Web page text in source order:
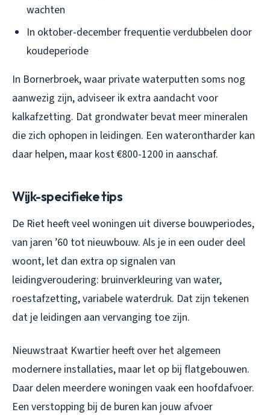
wachten
In oktober-december frequentie verdubbelen door
koudeperiode
In Bornerbroek, waar private waterputten soms nog
aanwezig zijn, adviseer ik extra aandacht voor
kalkafzetting. Dat grondwater bevat meer mineralen
die zich ophopen in leidingen. Een waterontharder kan
daar helpen, maar kost €800-1200 in aanschaf.
Wijk-specifieke tips
De Riet heeft veel woningen uit diverse bouwperiodes,
van jaren ’60 tot nieuwbouw. Als je in een ouder deel
woont, let dan extra op signalen van
leidingveroudering: bruinverkleuring van water,
roestafzetting, variabele waterdruk. Dat zijn tekenen
dat je leidingen aan vervanging toe zijn.
Nieuwstraat Kwartier heeft over het algemeen
modernere installaties, maar let op bij flatgebouwen.
Daar delen meerdere woningen vaak een hoofdafvoer.
Een verstopping bij de buren kan jouw afvoer